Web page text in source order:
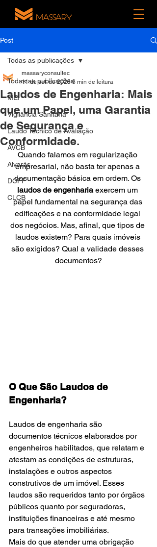
Post
Todas as publicações
MEI
Vigilância Sanitária
Laudo Técnico de Avaliação
AVCB
Alvarás
DCFF
CLCB
Todas as publicações
Laudos de Engenharia: Mais
que um Papel, uma Garantia
de Segurança e
Conformidade.
massaryconsultec
11 de set. de 2025 3 min de leitura
Quando falamos em regularização
empresarial, não basta ter apenas a
documentação básica em ordem. Os
laudos de engenharia exercem um
papel fundamental na segurança das
edificações e na conformidade legal
dos negócios. Mas, afinal, que tipos de
laudos existem? Para quais imóveis
são exigidos? Qual a validade desses
documentos?
O Que São Laudos de
Engenharia?
Laudos de engenharia são
documentos técnicos elaborados por
engenheiros habilitados, que relatam e
atestam as condições de estruturas,
instalações e outros aspectos
construtivos de um imóvel. Esses
laudos são requeridos tanto por órgãos
públicos quanto por seguradoras,
instituições financeiras e até mesmo
para transações imobiliárias.
Mais do que atender uma obrigação